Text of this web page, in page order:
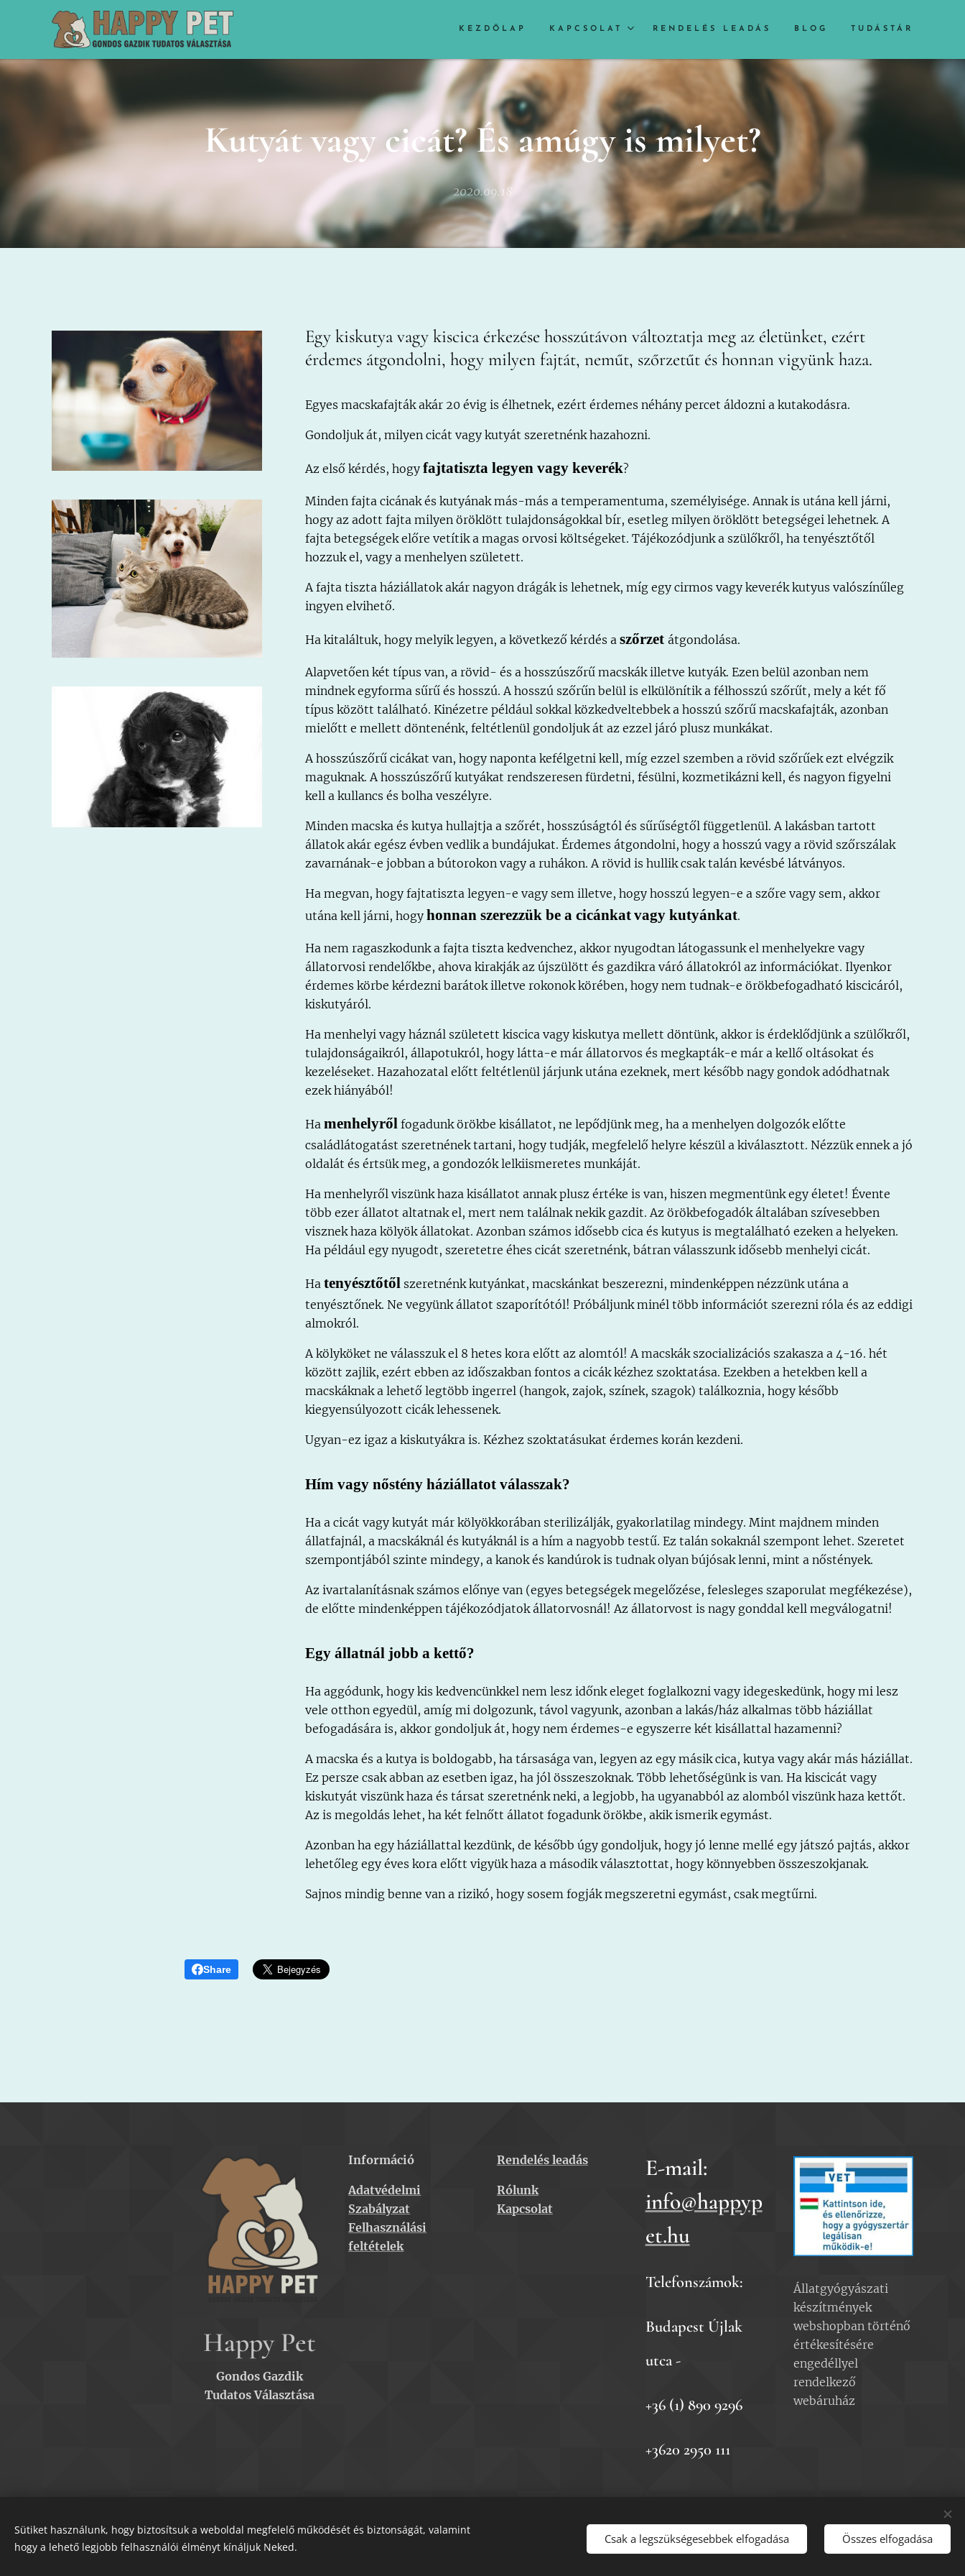
KEZDŐLAP KAPCSOLAT RENDELÉS LEADÁS BLOG TUDÁSTÁR
Kutyát vagy cicát? És amúgy is milyet?
2020.09.18
Egy kiskutya vagy kiscica érkezése hosszútávon változtatja meg az életünket, ezért
érdemes átgondolni, hogy milyen fajtát, neműt, szőrzetűt és honnan vigyünk haza.
Egyes macskafajták akár 20 évig is élhetnek, ezért érdemes néhány percet áldozni a kutakodásra.
Gondoljuk át, milyen cicát vagy kutyát szeretnénk hazahozni.
Az első kérdés, hogyfajtatiszta legyen vagy keverék?
Minden fajta cicának és kutyának más-más a temperamentuma, személyisége. Annak is utána kell járni,
hogy az adott fajta milyen öröklött tulajdonságokkal bír, esetleg milyen öröklött betegségei lehetnek. A
fajta betegségek előre vetítik a magas orvosi költségeket. Tájékozódjunk a szülőkről, ha tenyésztőtől
hozzuk el, vagy a menhelyen született.
A fajta tiszta háziállatok akár nagyon drágák is lehetnek, míg egy cirmos vagy keverék kutyus valószínűleg
ingyen elvihető.
Ha kitaláltuk, hogy melyik legyen, a következő kérdés aszőrzetátgondolása.
Alapvetően két típus van, a rövid- és a hosszúszőrű macskák illetve kutyák. Ezen belül azonban nem
mindnek egyforma sűrű és hosszú. A hosszú szőrűn belül is elkülönítik a félhosszú szőrűt, mely a két fő
típus között található. Kinézetre például sokkal közkedveltebbek a hosszú szőrű macskafajták, azonban
mielőtt e mellett döntenénk, feltétlenül gondoljuk át az ezzel járó plusz munkákat.
A hosszúszőrű cicákat van, hogy naponta kefélgetni kell, míg ezzel szemben a rövid szőrűek ezt elvégzik
maguknak. A hosszúszőrű kutyákat rendszeresen fürdetni, fésülni, kozmetikázni kell, és nagyon figyelni
kell a kullancs és bolha veszélyre.
Minden macska és kutya hullajtja a szőrét, hosszúságtól és sűrűségtől függetlenül. A lakásban tartott
állatok akár egész évben vedlik a bundájukat. Érdemes átgondolni, hogy a hosszú vagy a rövid szőrszálak
zavarnának-e jobban a bútorokon vagy a ruhákon. A rövid is hullik csak talán kevésbé látványos.
Ha megvan, hogy fajtatiszta legyen-e vagy sem illetve, hogy hosszú legyen-e a szőre vagy sem, akkor
utána kell járni, hogyhonnan szerezzük be a cicánkatvagy kutyánkat.
Ha nem ragaszkodunk a fajta tiszta kedvenchez, akkor nyugodtan látogassunk el menhelyekre vagy
állatorvosi rendelőkbe, ahova kirakják az újszülött és gazdikra váró állatokról az információkat. Ilyenkor
érdemes körbe kérdezni barátok illetve rokonok körében, hogy nem tudnak-e örökbefogadható kiscicáról,
kiskutyáról.
Ha menhelyi vagy háznál született kiscica vagy kiskutya mellett döntünk, akkor is érdeklődjünk a szülőkről,
tulajdonságaikról, állapotukról, hogy látta-e már állatorvos és megkapták-e már a kellő oltásokat és
kezeléseket. Hazahozatal előtt feltétlenül járjunk utána ezeknek, mert később nagy gondok adódhatnak
ezek hiányából!
Hamenhelyről fogadunk örökbe kisállatot, ne lepődjünk meg, ha a menhelyen dolgozók előtte
családlátogatást szeretnének tartani, hogy tudják, megfelelő helyre készül a kiválasztott. Nézzük ennek a jó
oldalát és értsük meg, a gondozók lelkiismeretes munkáját.
Ha menhelyről viszünk haza kisállatot annak plusz értéke is van, hiszen megmentünk egy életet! Évente
több ezer állatot altatnak el, mert nem találnak nekik gazdit. Az örökbefogadók általában szívesebben
visznek haza kölyök állatokat. Azonban számos idősebb cica és kutyus is megtalálható ezeken a helyeken.
Ha például egy nyugodt, szeretetre éhes cicát szeretnénk, bátran válasszunk idősebb menhelyi cicát.
Hatenyésztőtől szeretnénk kutyánkat, macskánkat beszerezni, mindenképpen nézzünk utána a
tenyésztőnek. Ne vegyünk állatot szaporítótól! Próbáljunk minél több információt szerezni róla és az eddigi
almokról.
A kölyköket ne válasszuk el 8 hetes kora előtt az alomtól! A macskák szocializációs szakasza a 4-16. hét
között zajlik, ezért ebben az időszakban fontos a cicák kézhez szoktatása. Ezekben a hetekben kell a
macskáknak a lehető legtöbb ingerrel (hangok, zajok, színek, szagok) találkoznia, hogy később
kiegyensúlyozott cicák lehessenek.
Ugyan-ez igaz a kiskutyákra is. Kézhez szoktatásukat érdemes korán kezdeni.
Hím vagy nőstény háziállatot válasszak?
Ha a cicát vagy kutyát már kölyökkorában sterilizálják, gyakorlatilag mindegy. Mint majdnem minden
állatfajnál, a macskáknál és kutyáknál is a hím a nagyobb testű. Ez talán sokaknál szempont lehet. Szeretet
szempontjából szinte mindegy, a kanok és kandúrok is tudnak olyan bújósak lenni, mint a nőstények.
Az ivartalanításnak számos előnye van (egyes betegségek megelőzése, felesleges szaporulat megfékezése),
de előtte mindenképpen tájékozódjatok állatorvosnál! Az állatorvost is nagy gonddal kell megválogatni!
Egy állatnál jobb a kettő?
Ha aggódunk, hogy kis kedvencünkkel nem lesz időnk eleget foglalkozni vagy idegeskedünk, hogy mi lesz
vele otthon egyedül, amíg mi dolgozunk, távol vagyunk, azonban a lakás/ház alkalmas több háziállat
befogadására is, akkor gondoljuk át, hogy nem érdemes-e egyszerre két kisállattal hazamenni?
A macska és a kutya is boldogabb, ha társasága van, legyen az egy másik cica, kutya vagy akár más háziállat.
Ez persze csak abban az esetben igaz, ha jól összeszoknak. Több lehetőségünk is van. Ha kiscicát vagy
kiskutyát viszünk haza és társat szeretnénk neki, a legjobb, ha ugyanabból az alomból viszünk haza kettőt.
Az is megoldás lehet, ha két felnőtt állatot fogadunk örökbe, akik ismerik egymást.
Azonban ha egy háziállattal kezdünk, de később úgy gondoljuk, hogy jó lenne mellé egy játszó pajtás, akkor
lehetőleg egy éves kora előtt vigyük haza a második választottat, hogy könnyebben összeszokjanak.
Sajnos mindig benne van a rizikó, hogy sosem fogják megszeretni egymást, csak megtűrni.
Share
Happy Pet
Gondos Gazdik
Tudatos Választása
Információ
Adatvédelmi
Szabályzat
Felhasználási
feltételek
Rendelés leadás
Rólunk
Kapcsolat
E-mail:
info@happyp
et.hu
Telefonszámok:
Budapest Újlak
utca -
+36 (1) 890 9296
+3620 2950 111
Állatgyógyászati
készítmények
webshopban történő
értékesítésére
engedéllyel
rendelkező
webáruház
Sütiket használunk, hogy biztosítsuk a weboldal megfelelő működését és biztonságát, valamint
hogy a lehető legjobb felhasználói élményt kínáljuk Neked.
Csak a legszükségesebbek elfogadása Összes elfogadása